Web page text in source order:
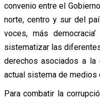
convenio entre el
norte, centro y sur del
voces, más
sistematizar las
derechos asociados a la
actual sistema de medios
Para combatir la